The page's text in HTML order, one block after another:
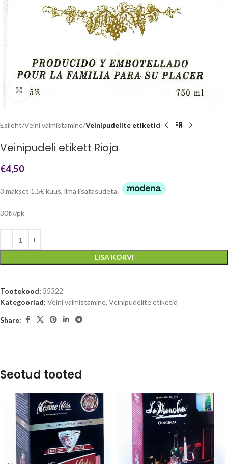
Click to enlarge
Esileht Veini valmistamine Veinipudelite etiketid
Veinipudeli etikett Rioja
€4,50
3 makset 1.5€ kuus, ilma lisatasudeta.
30tk/pk
LISA KORVI
Tootekood: 35322
Kategooriad: Veini valmistamine, Veinipudelite etiketid
Share:
Seotud tooted